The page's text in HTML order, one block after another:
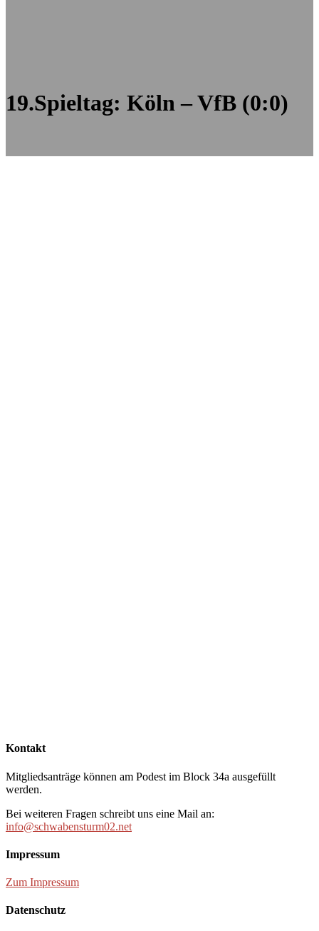
19.Spieltag: Köln – VfB (0:0)
Kontakt
Mitgliedsanträge können am Podest im Block 34a ausgefüllt
werden.
Bei weiteren Fragen schreibt uns eine Mail an:
info@schwabensturm02.net
Impressum
Zum Impressum
Datenschutz